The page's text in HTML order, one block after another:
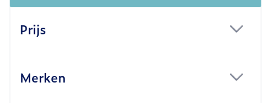
Prijs
Merken